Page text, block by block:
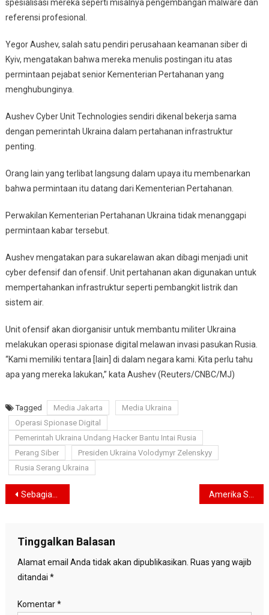
spesialisasi mereka seperti misalnya pengembangan malware dan
referensi profesional.
Yegor Aushev, salah satu pendiri perusahaan keamanan siber di
Kyiv, mengatakan bahwa mereka menulis postingan itu atas
permintaan pejabat senior Kementerian Pertahanan yang
menghubunginya.
Aushev Cyber Unit Technologies sendiri dikenal bekerja sama
dengan pemerintah Ukraina dalam pertahanan infrastruktur
penting.
Orang lain yang terlibat langsung dalam upaya itu membenarkan
bahwa permintaan itu datang dari Kementerian Pertahanan.
Perwakilan Kementerian Pertahanan Ukraina tidak menanggapi
permintaan kabar tersebut.
Aushev mengatakan para sukarelawan akan dibagi menjadi unit
cyber defensif dan ofensif. Unit pertahanan akan digunakan untuk
mempertahankan infrastruktur seperti pembangkit listrik dan
sistem air.
Unit ofensif akan diorganisir untuk membantu militer Ukraina
melakukan operasi spionase digital melawan invasi pasukan Rusia.
“Kami memiliki tentara [lain] di dalam negara kami. Kita perlu tahu
apa yang mereka lakukan,” kata Aushev (Reuters/CNBC/MJ)
Tagged Media Jakarta
Media Ukraina
Operasi Spionase Digital
Pemerintah Ukraina Undang Hacker Bantu Intai Rusia
Perang Siber
Presiden Ukraina Volodymyr Zelenskyy
Rusia Serang Ukraina
Navigasi
Sebagian Wilayah Jakarta Diprakirakan Bakal Diguyur Hujan Disertai Petir
Tinggalkan Balasan
Alamat email Anda tidak akan dipublikasikan. Ruas yang wajib
ditandai *
Komentar*